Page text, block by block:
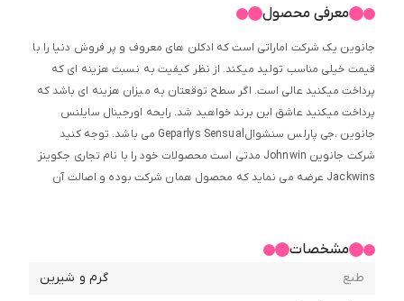
معرفی محصول
جانوین یک شرکت اماراتی است که ادکلن های معروف و پر فروش دنیا را با
قیمت خیلی مناسب تولید میکند. از نظر کیفیت به نسبت هزینه ای که
پرداخت میکنید عالی است. اگر سطح توقعتان به میزان هزینه ای باشد که
پرداخت میکنید عاشق این برند خواهید شد. رایحه اورجینال سایلنس
جانوین ،جی پارلس سنشوالGeparlys Sensual می باشد. توجه کنید
شرکت جانوین Johnwin مدتی است محصولات خود را با نام تجاری جکوینز
Jackwins عرضه می نماید که محصول همان شرکت بوده و اصالت آن
معنای مغایرت محصول ارسالی با تصویر در سایت نمی باشد و شامل شرایط
مشخصات
طبع
گرم و شیرین